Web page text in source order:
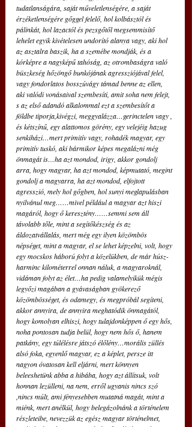
tudatlanságára, saját műveletlenségére, a saját
érzéketlenségére gőggel felelő, hol kolbásztól és
pálinkát, hol lazactól és pezsgőtől megsemmisítő
lehelet egyik kivételesen undorító alanya vagy, aki hol
az asztalra baszik, ha a szemébe mondják, és a
kórképre a nagyképű tahóság, az otrombaságra való
büszkeség hőzöngő bunkójának agressziójával felel,
vagy fondorlatos bosszúvágy támad benne az ellen,
aki valódi vonásaival szembesíti, amit soha nem felejt,
s az első adandó alkalommal ezt a szembesítőt a
földbe tiporja,kivégzi, meggyalázza…gerinctelen vagy ,
és kétszínű, egy alattomos görény, egy velejéig hazug
senkiházi…mert primitív vagy, rohadék magyar, egy
primitív tuskó, aki bármikor képes megalázni még
önmagát is…ha azt mondod, irigy, akkor gondolj
arra, hogy magyar, ha azt mondod, képmutató, megint
gondolj a magyarra, ha azt mondod, elfojtott
agresszió, mely hol gőgben, hol sunyi meglapulásban
nyilvánul meg……mivel például a magyar azt hiszi
magáról, hogy ő keresztény……semmi sem áll
távolabb tőle, mint a segítőkészség és az
áldozatvállalás, mert még egy ilyen közömbös
népséget, mint a magyar, el se lehet képzelni, volt, hogy
egy mocskos háború folyt a közelükben, de már húsz-
harminc kilométerrel onnan náluk, a magyaroknál,
vidáman folyt az élet…ha pedig valamelyikük mégis
legyőzi magában a gyávaságban gyökerező
közömbösséget, és odamegy, és megpróbál segíteni,
akkor annyira, de annyira meghatódik önmagától,
hogy komolyan elhiszi, hogy tulajdonképpen ő egy hős,
noha pontosan tudja belül, hogy nem hős ő, hanem
patkány, egy túlélésre játszó élőlény…morális züllés
alsó foka, egyenlő magyar, ez a képlet, persze itt
nagyon óvatosan kell eljárni, mert könnyen
beleeshetünk abba a hibába, hogy azt állítsuk, volt
honnan lezülleni, na nem, erről ugyanis nincs szó
,nincs múlt, ami fényesebben mutatná magát, mint a
miénk, mert anélkül, hogy belegázolnánk a történelem
részleteibe, nevezzük az egész magyar történelmet,